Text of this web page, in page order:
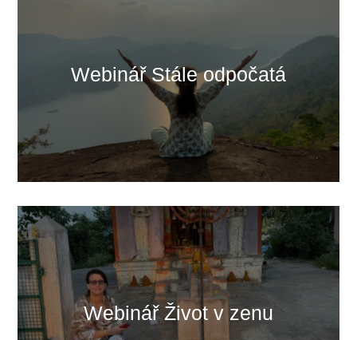
Webinář Stále odpočatá
Webinář Život v zenu